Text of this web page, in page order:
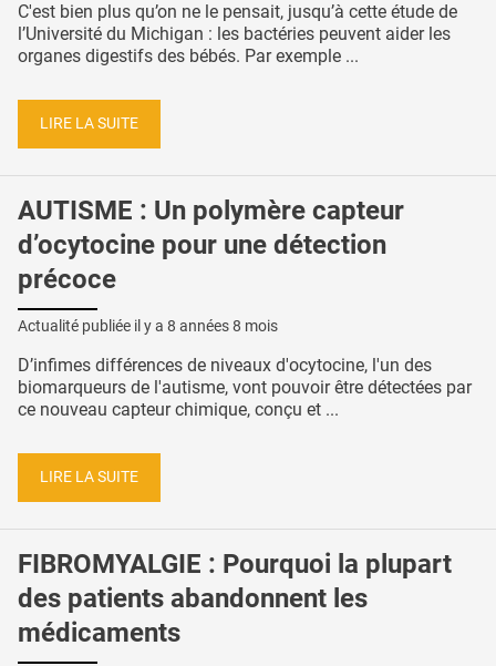
C'est bien plus qu’on ne le pensait, jusqu’à cette étude de
l’Université du Michigan : les bactéries peuvent aider les
organes digestifs des bébés. Par exemple ...
LIRE LA SUITE
AUTISME : Un polymère capteur
d’ocytocine pour une détection
précoce
Actualité publiée il y a 8 années 8 mois
D’infimes différences de niveaux d'ocytocine, l'un des
biomarqueurs de l'autisme, vont pouvoir être détectées par
ce nouveau capteur chimique, conçu et ...
LIRE LA SUITE
FIBROMYALGIE : Pourquoi la plupart
des patients abandonnent les
médicaments